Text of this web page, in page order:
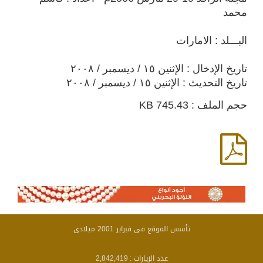
محمد
البـــلد : الامارات
تاريخ الإدخال : الإثنين ١٥ / ديسمبر / ٢٠٠٨
تاريخ التحديث : الإثنين ١٥ / ديسمبر / ٢٠٠٨
حجم الملف : 745.43 KB
تأسس الموقع فى فبراير 2001 ميلادى
عدد الزيارات : 2,842,419